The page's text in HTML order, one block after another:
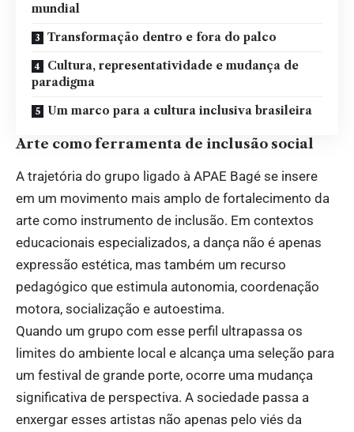
mundial
Transformação dentro e fora do palco
Cultura, representatividade e mudança de
paradigma
Um marco para a cultura inclusiva brasileira
Arte como ferramenta de inclusão social
A trajetória do grupo ligado à APAE Bagé se insere
em um movimento mais amplo de fortalecimento da
arte como instrumento de inclusão. Em contextos
educacionais especializados, a dança não é apenas
expressão estética, mas também um recurso
pedagógico que estimula autonomia, coordenação
motora, socialização e autoestima.
Quando um grupo com esse perfil ultrapassa os
limites do ambiente local e alcança uma seleção para
um festival de grande porte, ocorre uma mudança
significativa de perspectiva. A sociedade passa a
enxergar esses artistas não apenas pelo viés da